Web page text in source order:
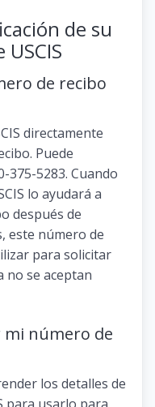
de su
de recibo
directamente
Puede
375-5283. Cuando
lo ayudará a
después de
este número de
para solicitar
no se aceptan
mi número de
los detalles de